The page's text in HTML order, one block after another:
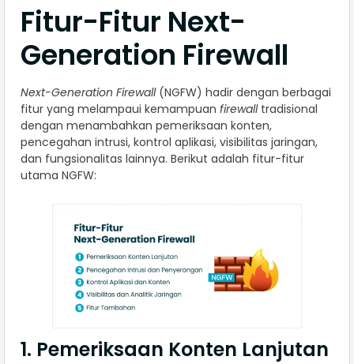
Fitur-Fitur Next-
Generation Firewall
Next-Generation Firewall (NGFW) hadir dengan berbagai
fitur yang melampaui kemampuan firewalltradisional
dengan menambahkan pemeriksaan konten,
pencegahan intrusi, kontrol aplikasi, visibilitas jaringan,
dan fungsionalitas lainnya. Berikut adalah fitur-fitur
utama NGFW:
1. Pemeriksaan Konten Lanjutan